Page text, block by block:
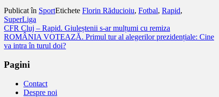
Publicat în SportEtichete Florin Răducioiu, Fotbal, Rapid,
SuperLiga
Navigare
în
CFR Cluj – Rapid. Giuleștenii s-ar mulțumi cu remiza
ROMÂNIA VOTEAZĂ. Primul tur al alegerilor prezidențiale: Cine
va intra în turul doi?
Pagini
Contact
Despre noi